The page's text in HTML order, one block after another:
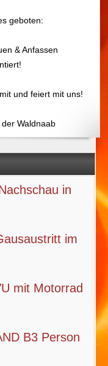
in
im
mit Motorrad
B3 Person
geboten:
& Anfassen
und feiert mit uns!
Waldnaab